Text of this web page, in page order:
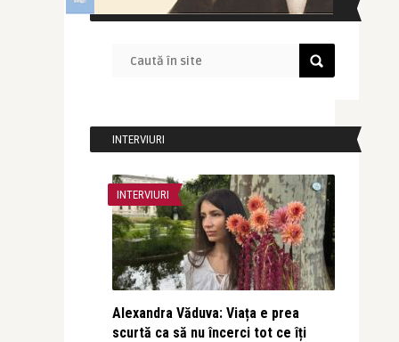
CAUTĂ ÎN SITE
INTERVIURI
INTERVIURI
Alexandra Văduva: Viața e prea
scurtă ca să nu încerci tot ce îți